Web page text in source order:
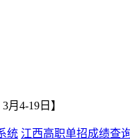
月4-19日】
统 江西高职单招成绩查